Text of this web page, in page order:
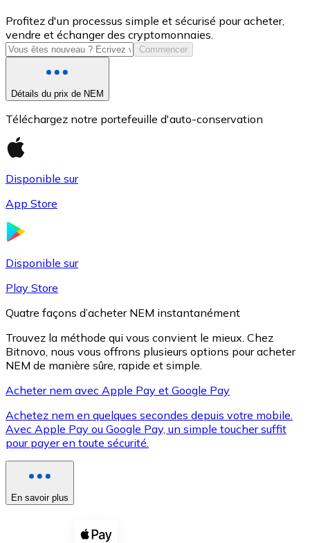
USD Coin
USDC
XRP
XRP
Voir toutes
Coupons crypto
Profitez d'un processus simple et sécurisé pour acheter,
vendre et échanger des cryptomonnaies.
Commencer
Détails du prix de NEM
Téléchargez notre portefeuille d'auto-conservation
Disponible sur
App Store
Disponible sur
Play Store
Quatre façons d’acheter NEM instantanément
Trouvez la méthode qui vous convient le mieux. Chez
Bitnovo, nous vous offrons plusieurs options pour acheter
NEM de manière sûre, rapide et simple.
Acheter nem avec Apple Pay et Google Pay
Achetez nem en quelques secondes depuis votre mobile.
Avec Apple Pay ou Google Pay, un simple toucher suffit
pour payer en toute sécurité.
En savoir plus